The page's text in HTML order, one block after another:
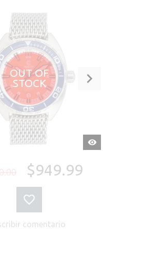
OUT OF
STOCK
VISTA
RÁPIDA
$949.99
comentario